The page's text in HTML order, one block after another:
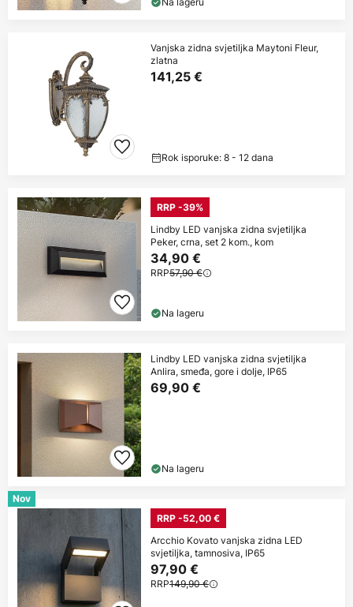
Vanjska zidna svjetiljka Maytoni Fleur,
zlatna
141,25 €
Rok isporuke: 8 - 12 dana
RRP -39%
Lindby LED vanjska zidna svjetiljka
Peker, crna, set 2 kom., kom
34,90 €
RRP57,90 €
Na lageru
Lindby LED vanjska zidna svjetiljka
Anlira, smeđa, gore i dolje, IP65
69,90 €
Na lageru
Nov
RRP -52,00 €
Arcchio Kovato vanjska zidna LED
svjetiljka, tamnosiva, IP65
97,90 €
RRP149,90 €